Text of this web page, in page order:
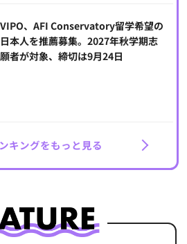
VIPO、AFI Conservatory留学希望の
日本人を推薦募集。2027年秋学期志
願者が対象、締切は9月24日
キングをもっと見る